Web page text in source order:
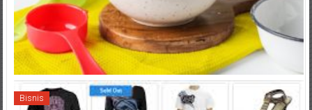
Bisnis